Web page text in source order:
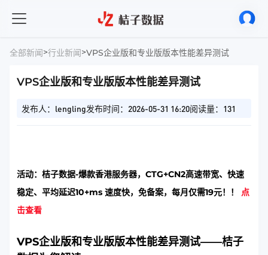
全部新闻>行业新闻>VPS企业版和专业版版本性能差异测试
VPS企业版和专业版版本性能差异测试
发布人：lengling发布时间：2026-05-31 16:20阅读量：131
活动：桔子数据-爆款香港服务器，CTG+CN2高速带宽、快速
稳定、平均延迟10+ms 速度快，免备案，每月仅需19元！！ 点
击查看
VPS企业版和专业版版本性能差异测试——桔子